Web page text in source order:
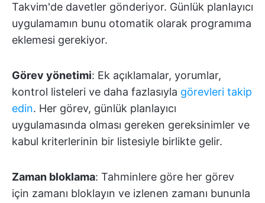
Takvim'de davetler gönderiyor. Günlük planlayıcı
uygulamamın bunu otomatik olarak programıma
eklemesi gerekiyor.
Görev yönetimi: Ek açıklamalar, yorumlar,
kontrol listeleri ve daha fazlasıyla görevleri takip
edin. Her görev, günlük planlayıcı
uygulamasında olması gereken gereksinimler ve
kabul kriterlerinin bir listesiyle birlikte gelir.
Zaman bloklama: Tahminlere göre her görev
için zamanı bloklayın ve izlenen zamanı bununla